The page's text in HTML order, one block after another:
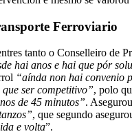
Ferroviario
tanto o Conselleiro de
hai anos e hai que pór
“aínda non hai convenio
que ser competitivo”, polo
de 45 minutos”.
, que segundo
e volta”.